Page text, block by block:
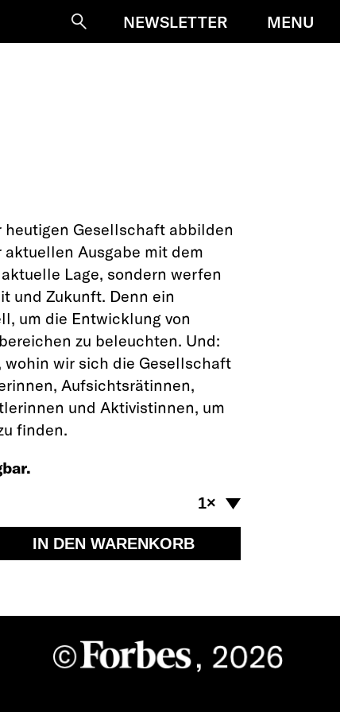
SucheNEWSLETTER MENU
heutigen Gesellschaft abbilden
Ausgabe mit dem
Lage, sondern werfen
und Zukunft. Denn ein
um die Entwicklung von
zu beleuchten. Und:
wohin wir sich die Gesellschaft
Aufsichtsrätinnen,
und Aktivistinnen, um
finden.